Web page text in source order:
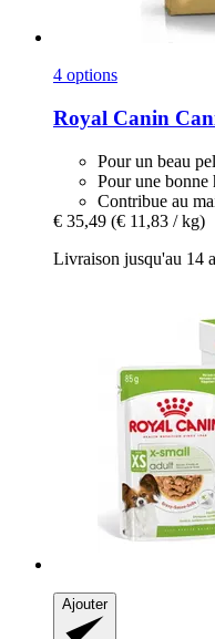
4 options
Royal Canin
Pour un beau
Pour une bonne
Contribue au
€ 35,49 (€ 11,83 / kg)
Livraison jusqu'au 14
Ajouter